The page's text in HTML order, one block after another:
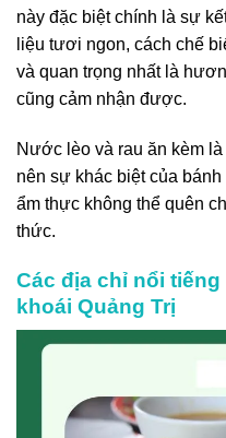
này đặc biệt chính là sự
liệu tươi ngon, cách chế
và quan trọng nhất là
cũng cảm nhận được.
Nước lèo và rau ăn kèm
nên sự khác biệt của
ẩm thực không thể quên
thức.
Các địa chỉ nổi
khoái Quảng Trị